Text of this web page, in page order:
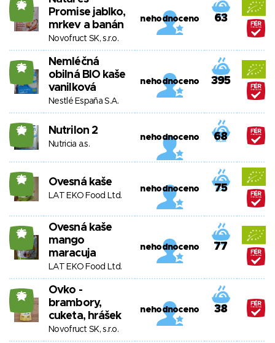
26
Promise jablko,
mrkev a banán
Novofruct SK, s.r.o.
nehodnoceno 63
26
Nemléčná
obilná BIO kaše
vanilková
Nestlé España S.A.
nehodnoceno 395
26 Nutrilon 2
Nutricia a.s.
nehodnoceno 68
26 Ovesná kaše
LAT EKO Food Ltd.
nehodnoceno 75
26
Ovesná kaše
mango
maracuja
LAT EKO Food Ltd.
nehodnoceno 77
26
Ovko -
brambory,
cuketa, hrášek
Novofruct SK, s.r.o.
nehodnoceno 38